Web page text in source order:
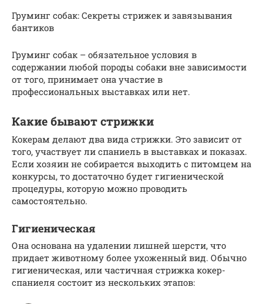
Груминг собак: Секреты стрижек и завязывания
бантиков
Груминг собак – обязательное условия в
содержании любой породы собаки вне зависимости
от того, принимает она участие в
профессиональных выставках или нет.
Какие бывают стрижки
Кокерам делают два вида стрижки. Это зависит от
того, участвует ли спаниель в выставках и показах.
Если хозяин не собирается выходить с питомцем на
конкурсы, то достаточно будет гигиенической
процедуры, которую можно проводить
самостоятельно.
Гигиеническая
Она основана на удалении лишней шерсти, что
придает животному более ухоженный вид. Обычно
гигиеническая, или частичная стрижка кокер-
спаниеля состоит из нескольких этапов: